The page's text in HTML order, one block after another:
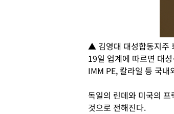
▲ 김영대 대성합동지주
19일 업계에 따르면 대
IMM PE, 칼라일 등 국내
독일의 린데와 미국의
것으로 전해진다.